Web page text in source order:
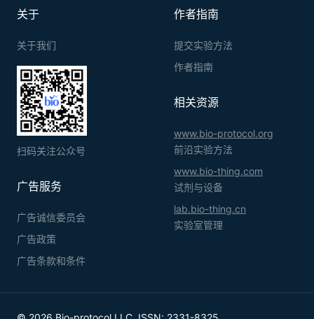
关于
关于我们
扫码关注公众号
广告服务
广告诚信委员会
广告政策
广告条款和条件
作者指南
提交实验方法
作者指南
相关资源
www.bio-protocol.org
前沿实验方法
www.bio-thing.com
试剂与设备
lab.bio-thing.cn
实验室管理